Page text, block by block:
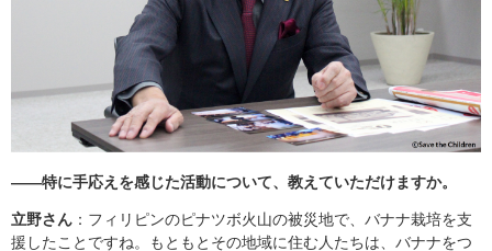
――特に手応えを感じた活動について、教えていただけますか。
立野さん ：フィリピンのピナツボ火山の被災地で、バナナ栽培を支
援したことですね。もともとその地域に住む人たちは、バナナをつ